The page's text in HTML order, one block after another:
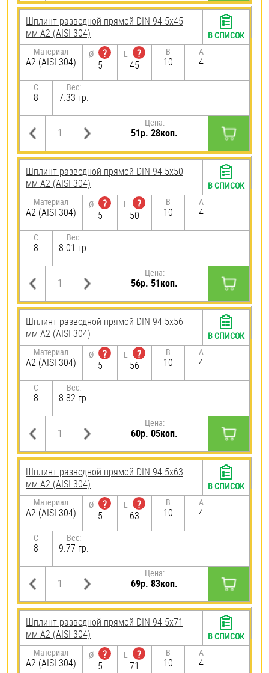
Шплинт разводной прямой DIN 94 5х45
мм А2 (AISI 304)
Материал
А2 (AISI 304)
Ø
?
5
L
?
45
B
10
A
4
C
8
Вес:
7.33 гр.
Цена:
51р. 28коп.
В СПИСОК
Шплинт разводной прямой DIN 94 5х50
мм А2 (AISI 304)
Материал
А2 (AISI 304)
Ø
?
5
L
?
50
B
10
A
4
C
8
Вес:
8.01 гр.
Цена:
56р. 51коп.
В СПИСОК
Шплинт разводной прямой DIN 94 5х56
мм А2 (AISI 304)
Материал
А2 (AISI 304)
Ø
?
5
L
?
56
B
10
A
4
C
8
Вес:
8.82 гр.
Цена:
60р. 05коп.
В СПИСОК
Шплинт разводной прямой DIN 94 5х63
мм А2 (AISI 304)
Материал
А2 (AISI 304)
Ø
?
5
L
?
63
B
10
A
4
C
8
Вес:
9.77 гр.
Цена:
69р. 83коп.
В СПИСОК
Шплинт разводной прямой DIN 94 5х71
мм А2 (AISI 304)
Материал
А2 (AISI 304)
Ø
?
5
L
?
71
B
10
A
4
В СПИСОК